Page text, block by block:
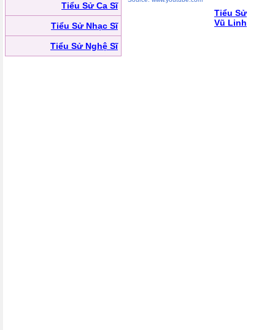
Tiểu Sử Ca Sĩ
Tiểu Sử Nhạc Sĩ
Tiểu Sử Nghệ Sĩ
Tiểu Sử
Vũ Linh